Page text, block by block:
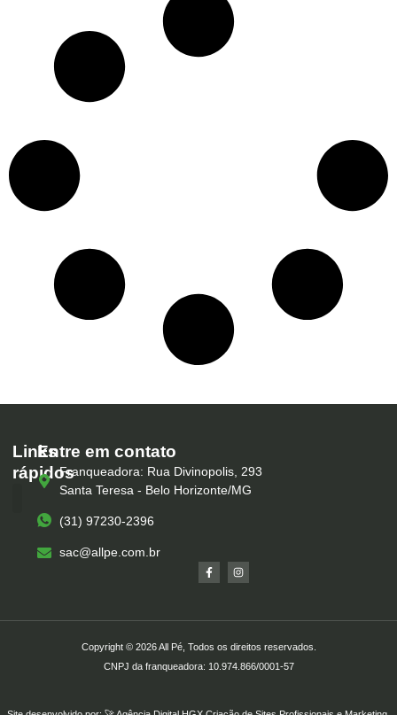
Links
rápidos
Entre em contato
Franqueadora: Rua Divinopolis, 293
Santa Teresa - Belo Horizonte/MG
(31) 97230-2396
sac@allpe.com.br
Copyright © 2026 All Pé, Todos os direitos reservados.
CNPJ da franqueadora: 10.974.866/0001-57